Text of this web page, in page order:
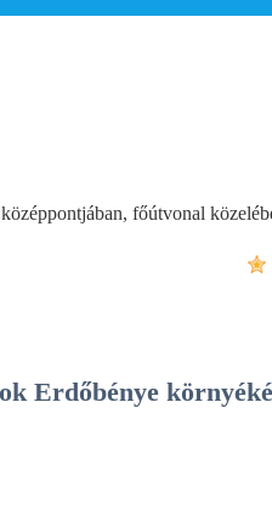
főútvonal
Erdőbénye